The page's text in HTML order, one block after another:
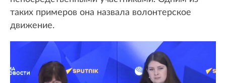
таких примеров она назвала волонтерское
движение.